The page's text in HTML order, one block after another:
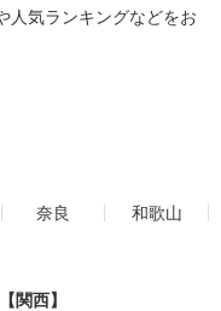
人気ランキングなどをお
奈良
和歌山
関西】